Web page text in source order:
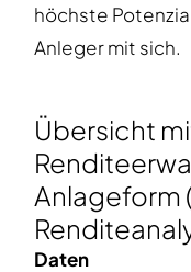
höchste
Anleger mit sich.
Übersicht
Anlageform
Daten